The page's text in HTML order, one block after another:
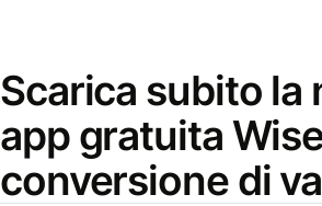
Scarica subito la
app gratuita
conversione di